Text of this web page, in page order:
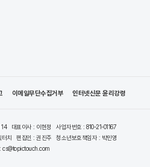
이메일무단수집거부 인터넷신문 윤리강령
14 대표이사 : 이현정
사업자번호 : 810-21-01167
터치 편집인 : 권진주
청소년보호책임자 : 박민영
cs@topictouch.com